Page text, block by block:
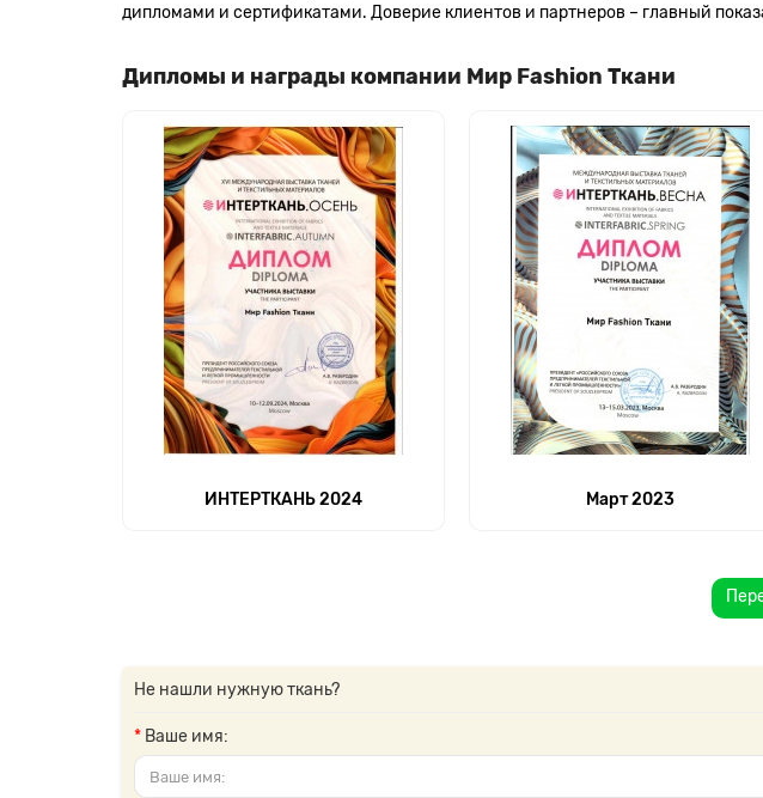
дипломами и сертификатами. Доверие клиентов и партнеров – главный
Дипломы и награды компании Мир Fashion Ткани
ИНТЕРТКАНЬ 2024 Март 2023
Не нашли нужную ткань?
Ваше имя: